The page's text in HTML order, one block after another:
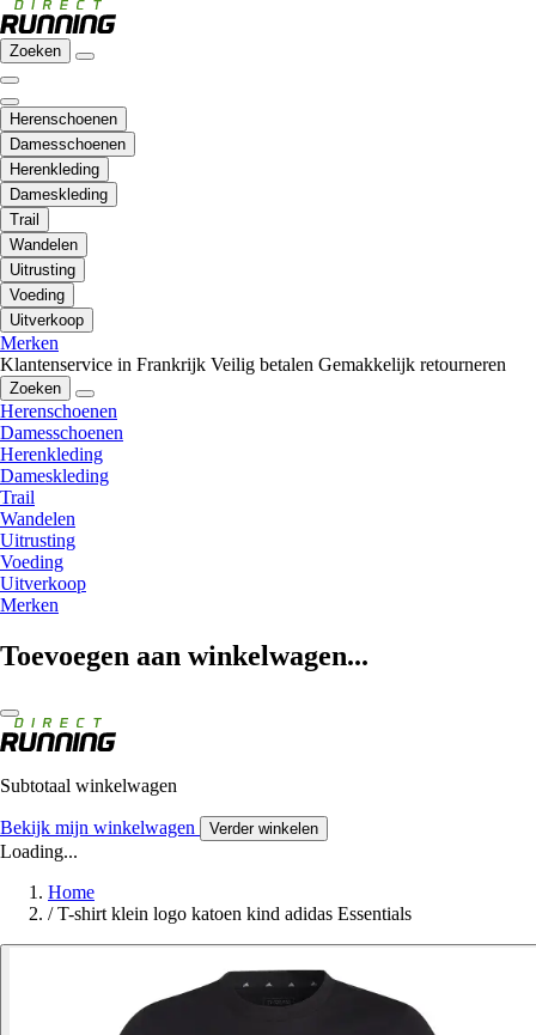
Zoeken
Herenschoenen
Damesschoenen
Herenkleding
Dameskleding
Trail
Wandelen
Uitrusting
Voeding
Uitverkoop
Merken
Klantenservice in Frankrijk Veilig betalen Gemakkelijk retourneren
Zoeken
Herenschoenen
Damesschoenen
Herenkleding
Dameskleding
Trail
Wandelen
Uitrusting
Voeding
Uitverkoop
Merken
Toevoegen aan winkelwagen...
Subtotaal winkelwagen
Bekijk mijn winkelwagen Verder winkelen
Loading...
Home
/ T-shirt klein logo katoen kind adidas Essentials